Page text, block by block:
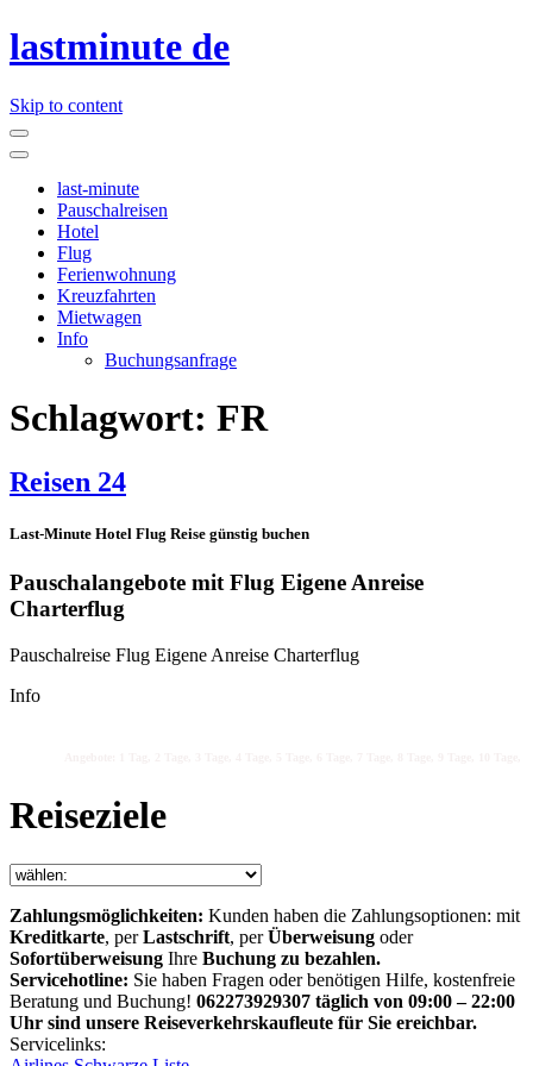
lastminute de
Skip to content
last-minute
Pauschalreisen
Hotel
Flug
Ferienwohnung
Kreuzfahrten
Mietwagen
Info
Buchungsanfrage
Schlagwort: FR
Reisen 24
Last-Minute Hotel Flug Reise günstig buchen
Pauschalangebote mit Flug Eigene Anreise
Charterflug
Pauschalreise Flug Eigene Anreise Charterflug
Info
Reiseziele
Zahlungsmöglichkeiten: Kunden haben die Zahlungsoptionen: mit
Kreditkarte, perLastschrift, perÜberweisung oder
Sofortüberweisung Ihre Buchung zu bezahlen.
Servicehotline: Sie haben Fragen oder benötigen Hilfe, kostenfreie
Beratung und Buchung! 062273929307 täglich von 09:00 – 22:00
Uhr sind unsere Reiseverkehrskaufleute für Sie ereichbar.
Servicelinks: